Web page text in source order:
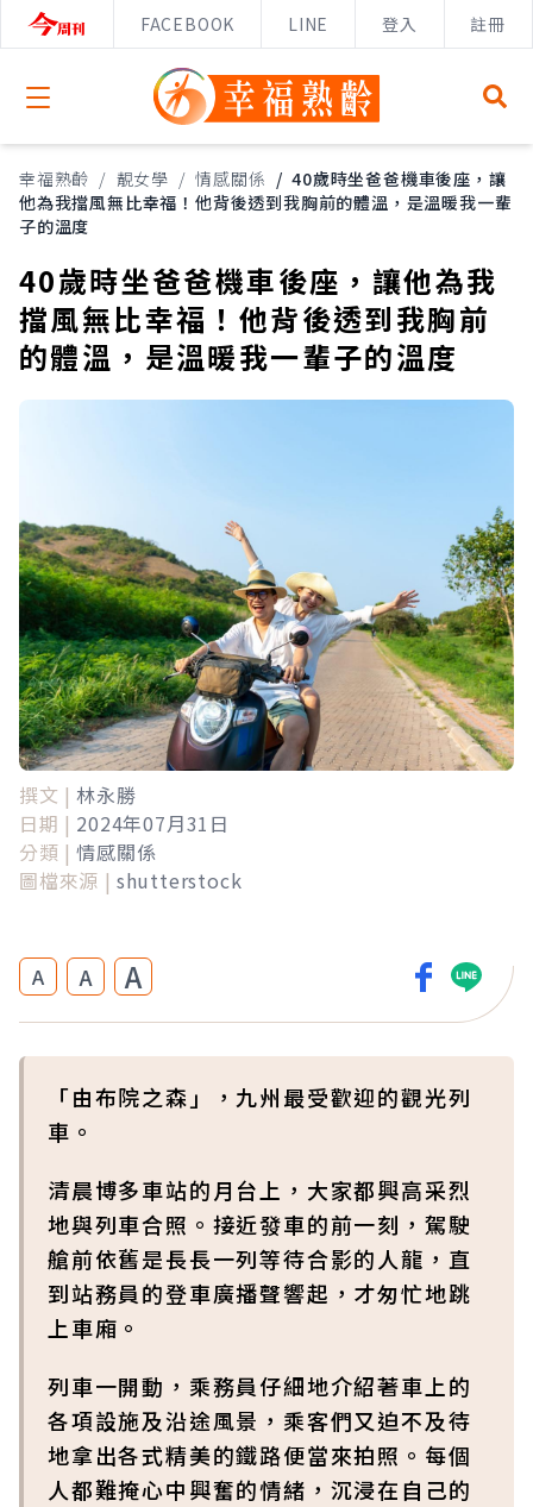
FACEBOOK LINE 登入 註冊
Open menu
幸福熟齡 / 靚女學 / 情感關係 / 40歲時坐爸爸機車後座，讓
他為我擋風無比幸福！他背後透到我胸前的體溫，是溫暖我一輩
子的溫度
40歲時坐爸爸機車後座，讓他為我
擋風無比幸福！他背後透到我胸前
的體溫，是溫暖我一輩子的溫度
撰文 | 林永勝
日期 | 2024年07月31日
分類 | 情感關係
圖檔來源 | shutterstock
A A A
「由布院之森」，九州最受歡迎的觀光列
車。
清晨博多車站的月台上，大家都興高采烈
地與列車合照。接近發車的前一刻，駕駛
艙前依舊是長長一列等待合影的人龍，直
到站務員的登車廣播聲響起，才匆忙地跳
上車廂。
列車一開動，乘務員仔細地介紹著車上的
各項設施及沿途風景，乘客們又迫不及待
地拿出各式精美的鐵路便當來拍照。每個
人都難掩心中興奮的情緒，沉浸在自己的